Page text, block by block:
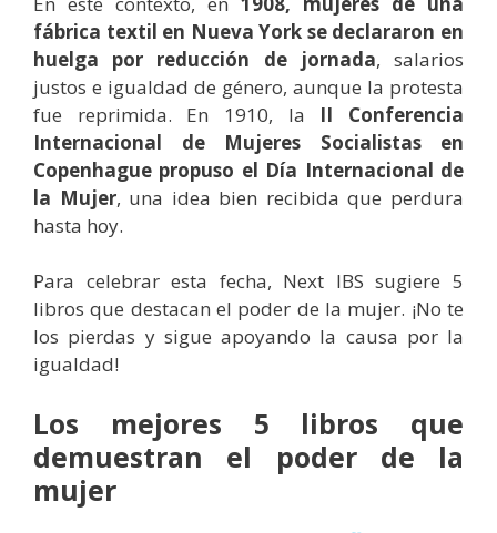
fábrica textil en Nueva York se declararon en
huelga por reducción de jornada, salarios
justos e igualdad de género, aunque la protesta
fue reprimida. En 1910, la II Conferencia
Internacional de Mujeres Socialistas en
Copenhague propuso el Día Internacional de
la Mujer, una idea bien recibida que perdura
hasta hoy.
Para celebrar esta fecha, Next IBS sugiere 5
libros que destacan el poder de la mujer. ¡No te
los pierdas y sigue apoyando la causa por la
igualdad!
Los mejores 5 libros que
demuestran el poder de la
mujer